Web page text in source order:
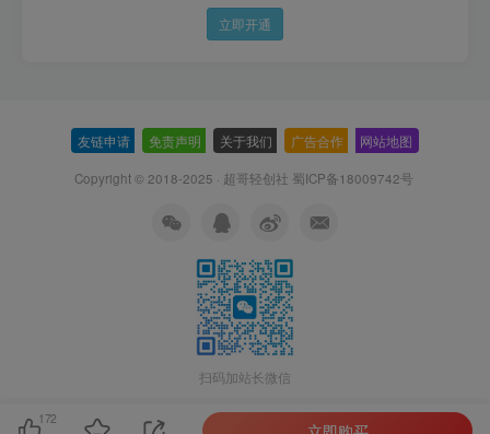
立即开通
友链申请 免责声明 关于我们 广告合作 网站地图
Copyright © 2018-2025 · 超哥轻创社 蜀ICP备18009742号
扫码加站长微信
172